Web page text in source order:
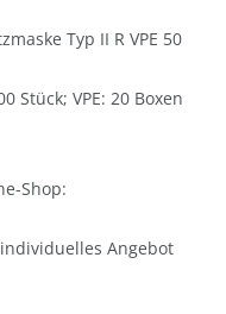
Typ II R VPE 50
Stück; VPE: 20 Boxen
Shop:
Angebot